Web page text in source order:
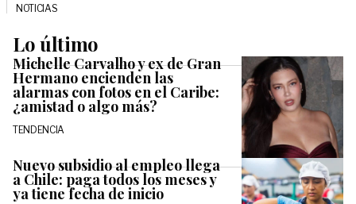
NOTICIAS
Lo último
Michelle Carvalho y ex de Gran
Hermano encienden las
alarmas con fotos en el Caribe:
¿amistad o algo más?
TENDENCIA
Nuevo subsidio al empleo llega
a Chile: paga todos los meses y
ya tiene fecha de inicio